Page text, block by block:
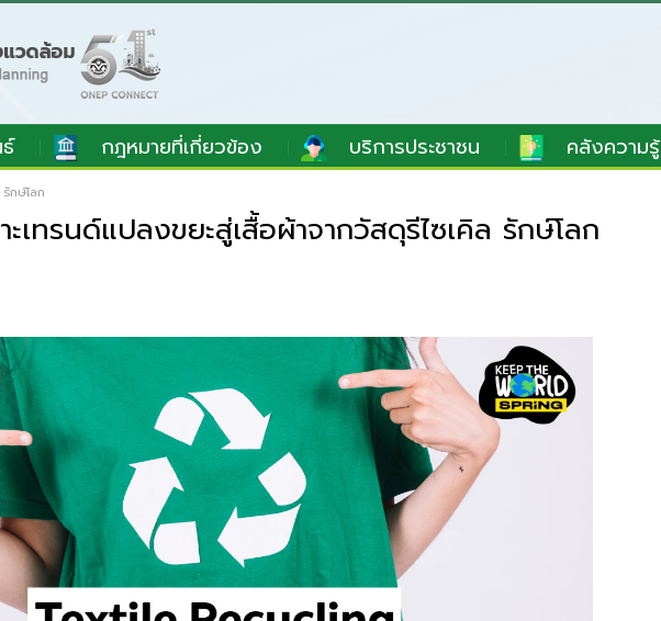
กฎหมายที่เกี่ยวข้อง บริการประชาชน คลังความรู้
กษ์โลก
ทรนด์แปลงขยะสู่เสื้อผ้าจากวัสดุรีไซเคิล รักษ์โลก